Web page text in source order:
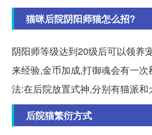
猫咪后院阴阳师猫怎么招?
阴阳师等级达到20级后可以领养
来经验,金币加成,打御魂会有一
法:在后院放置式神,分别有猫派和
后院猫繁衍方式